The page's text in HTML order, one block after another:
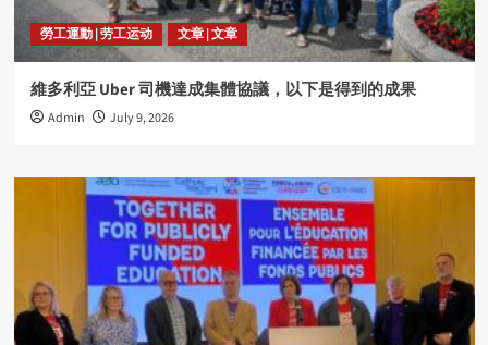
勞工運動 | 劳工运动 文章 | 文章
維多利亞 Uber 司機達成集體協議，以下是得到的成果
Admin July 9, 2026